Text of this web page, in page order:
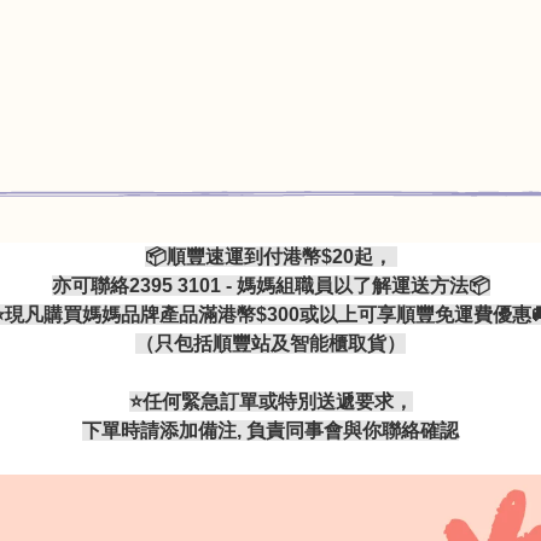
📦順豐速運到付港幣$20起，
亦可聯絡2395 3101 - 媽媽組職員以了解運送方法📦
現凡購買媽媽品牌產品滿港幣$300或以上可享順豐免運費優惠
（只包括順豐站及智能櫃取貨）
⭐️任何緊急訂單或特別送遞要求，
下單時請添加備注, 負責同事會與你聯絡確認